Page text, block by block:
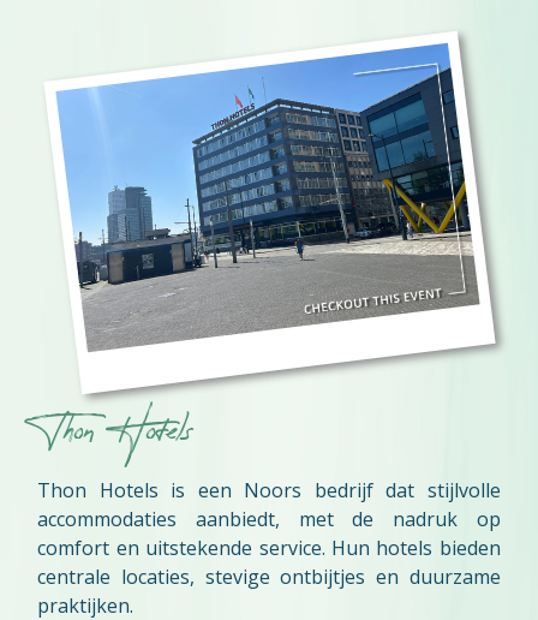
Thon Hotels
Thon Hotels is een Noors bedrijf dat stijlvolle
accommodaties aanbiedt, met de nadruk op
comfort en uitstekende service. Hun hotels bieden
centrale locaties, stevige ontbijtjes en duurzame
praktijken.